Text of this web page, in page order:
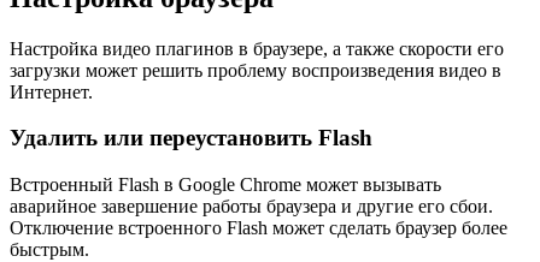
Настройка видео плагинов в браузере, а также скорости его
загрузки может решить проблему воспроизведения видео в
Интернет.
Удалить или переустановить Flash
Встроенный Flash в Google Chrome может вызывать
аварийное завершение работы браузера и другие его сбои.
Отключение встроенного Flash может сделать браузер более
быстрым.